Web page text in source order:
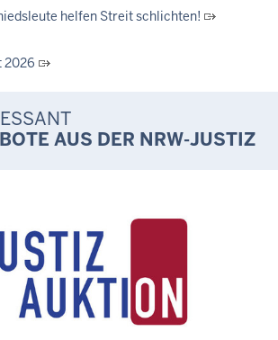
helfen Streit schlichten!
2026
Die Justiz NRW unterstützt
gegen häusliche Gewalt
gestalten: Minister Limbach
des Projekts Zukunftswerkstatt Justiz
AUS DER NRW-JUSTIZ